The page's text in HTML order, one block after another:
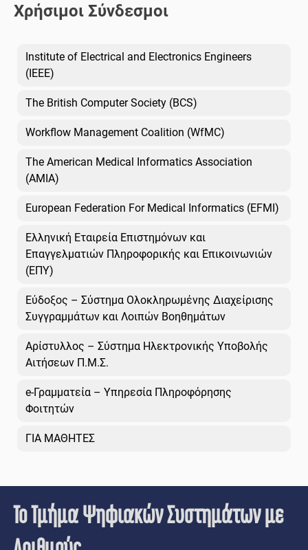
Χρήσιμοι Σύνδεσμοι
Institute of Electrical and Electronics Engineers
(IEEE)
The British Computer Society (BCS)
Workflow Management Coalition (WfMC)
The American Medical Informatics Association
(AMIA)
European Federation For Medical Informatics (EFMI)
Ελληνική Εταιρεία Επιστημόνων και
Επαγγελματιών Πληροφορικής και Επικοινωνιών
(ΕΠΥ)
Εύδοξος – Σύστημα Ολοκληρωμένης Διαχείρισης
Συγγραμμάτων και Λοιπών Βοηθημάτων
Αρίστυλλος – Σύστημα Ηλεκτρονικής Υποβολής
Αιτήσεων Π.Μ.Σ.
e-Γραμματεία – Υπηρεσία Πληροφόρησης
Φοιτητών
ΓΙΑ ΜΑΘΗΤΕΣ
Το Τμήμα Ψηφιακών Συστημάτων με